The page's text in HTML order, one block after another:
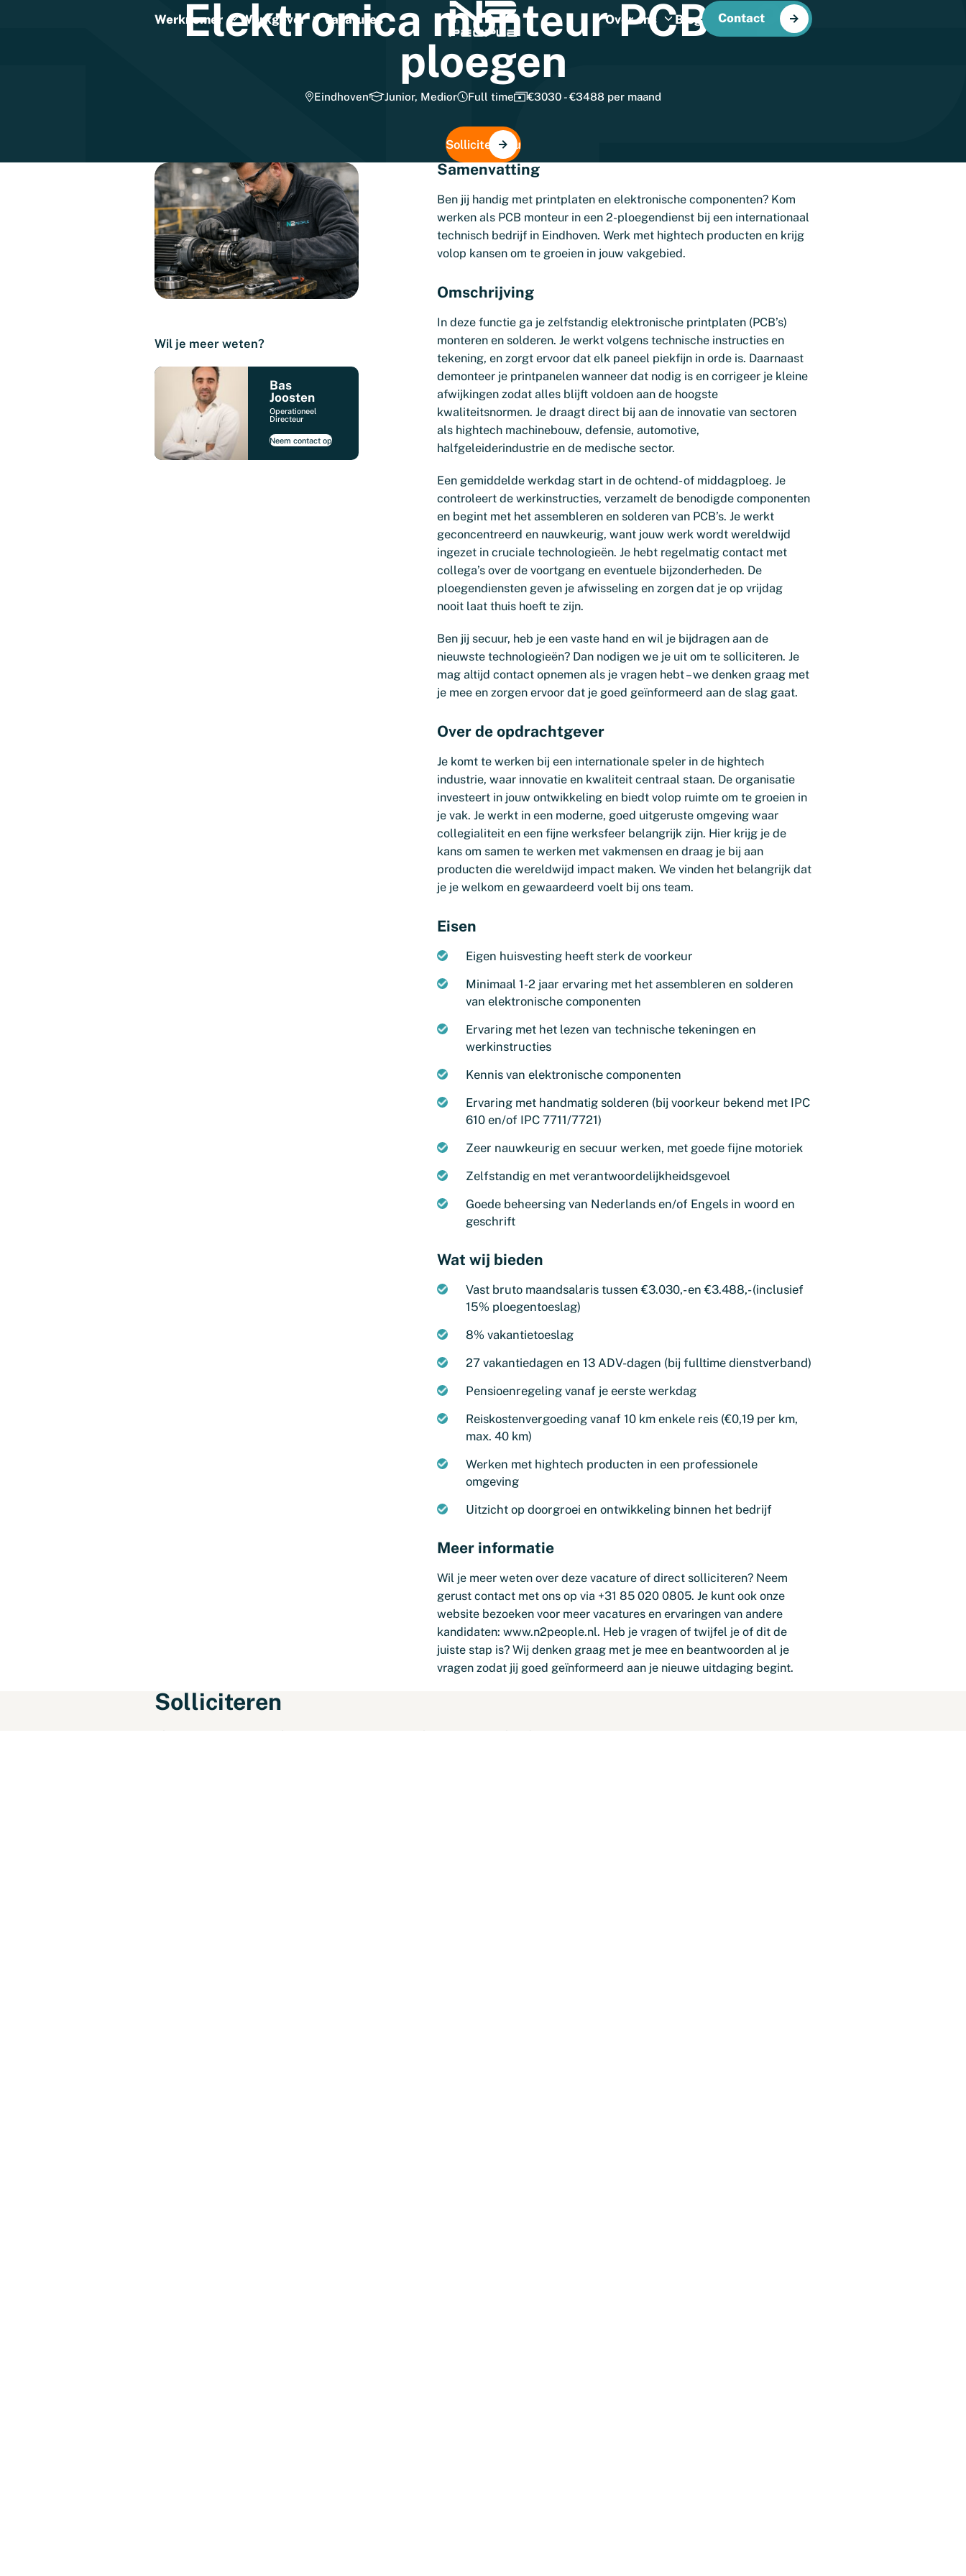
Werknemer Werkgever Vacatures Over ons Blog Contact
Elektronica monteurPCB–2
ploegen
Eindhoven Junior, Medior Full time €3030 - €3488 per maand
Solliciteer nu
Wil je meer weten?
Bas
Joosten
Operationeel
Directeur
Neem contact op
Samenvatting
Ben jij handig met printplaten en elektronische componenten? Kom
werken als PCB monteur in een 2-ploegendienst bij een internationaal
technisch bedrijf in Eindhoven. Werk met hightech producten en krijg
volop kansen om te groeien in jouw vakgebied.
Omschrijving
In deze functie ga je zelfstandig elektronische printplaten (PCB’s)
monteren en solderen. Je werkt volgens technische instructies en
tekening, en zorgt ervoor dat elk paneel piekfijn in orde is. Daarnaast
demonteer je printpanelen wanneer dat nodig is en corrigeer je kleine
afwijkingen zodat alles blijft voldoen aan de hoogste
kwaliteitsnormen. Je draagt direct bij aan de innovatie van sectoren
als hightech machinebouw, defensie, automotive,
halfgeleiderindustrie en de medische sector.
Een gemiddelde werkdag start in de ochtend- of middagploeg. Je
controleert de werkinstructies, verzamelt de benodigde componenten
en begint met het assembleren en solderen van PCB’s. Je werkt
geconcentreerd en nauwkeurig, want jouw werk wordt wereldwijd
ingezet in cruciale technologieën. Je hebt regelmatig contact met
collega’s over de voortgang en eventuele bijzonderheden. De
ploegendiensten geven je afwisseling en zorgen dat je op vrijdag
nooit laat thuis hoeft te zijn.
Ben jij secuur, heb je een vaste hand en wil je bijdragen aan de
nieuwste technologieën? Dan nodigen we je uit om te solliciteren. Je
mag altijd contact opnemen als je vragen hebt – we denken graag met
je mee en zorgen ervoor dat je goed geïnformeerd aan de slag gaat.
Over de opdrachtgever
Je komt te werken bij een internationale speler in de hightech
industrie, waar innovatie en kwaliteit centraal staan. De organisatie
investeert in jouw ontwikkeling en biedt volop ruimte om te groeien in
je vak. Je werkt in een moderne, goed uitgeruste omgeving waar
collegialiteit en een fijne werksfeer belangrijk zijn. Hier krijg je de
kans om samen te werken met vakmensen en draag je bij aan
producten die wereldwijd impact maken. We vinden het belangrijk dat
je je welkom en gewaardeerd voelt bij ons team.
Eisen
Eigen huisvesting heeft sterk de voorkeur
Minimaal 1-2 jaar ervaring met het assembleren en solderen
van elektronische componenten
Ervaring met het lezen van technische tekeningen en
werkinstructies
Kennis van elektronische componenten
Ervaring met handmatig solderen (bij voorkeur bekend met IPC
610 en/of IPC 7711/7721)
Zeer nauwkeurig en secuur werken, met goede fijne motoriek
Zelfstandig en met verantwoordelijkheidsgevoel
Goede beheersing van Nederlands en/of Engels in woord en
geschrift
Wat wij bieden
Vast bruto maandsalaris tussen €3.030,- en €3.488,- (inclusief
15% ploegentoeslag)
8% vakantietoeslag
27 vakantiedagen en 13 ADV-dagen (bij fulltime dienstverband)
Pensioenregeling vanaf je eerste werkdag
Reiskostenvergoeding vanaf 10 km enkele reis (€0,19 per km,
max. 40 km)
Werken met hightech producten in een professionele
omgeving
Uitzicht op doorgroei en ontwikkeling binnen het bedrijf
Meer informatie
Wil je meer weten over deze vacature of direct solliciteren? Neem
gerust contact met ons op via +31 85 020 0805. Je kunt ook onze
website bezoeken voor meer vacatures en ervaringen van andere
kandidaten:www.n2people.nl. Heb je vragen of twijfel je of dit de
juiste stap is? Wij denken graag met je mee en beantwoorden al je
vragen zodat jij goed geïnformeerd aan je nieuwe uitdaging begint.
Solliciteren
Klaar voor jouw nieuwe baan? Laat je gegevens achter en wij regelen de rest.